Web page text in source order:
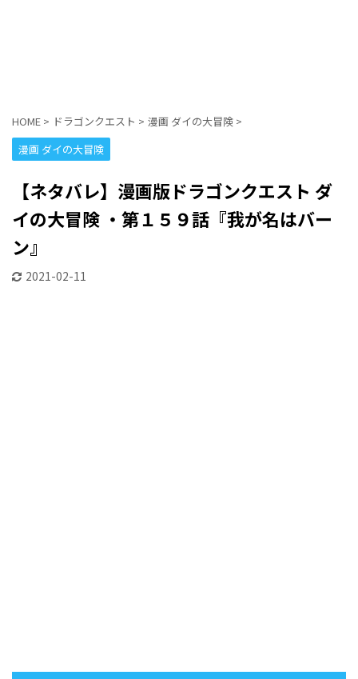
HOME > ドラゴンクエスト > 漫画 ダイの大冒険 >
漫画 ダイの大冒険
【ネタバレ】漫画版ドラゴンクエスト ダ
イの大冒険 ・第１５９話『我が名はバー
ン』
2021-02-11